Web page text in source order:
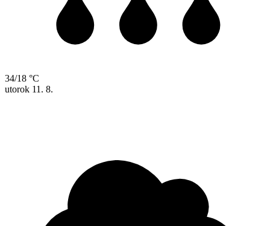
34/18 °C
utorok 11. 8.